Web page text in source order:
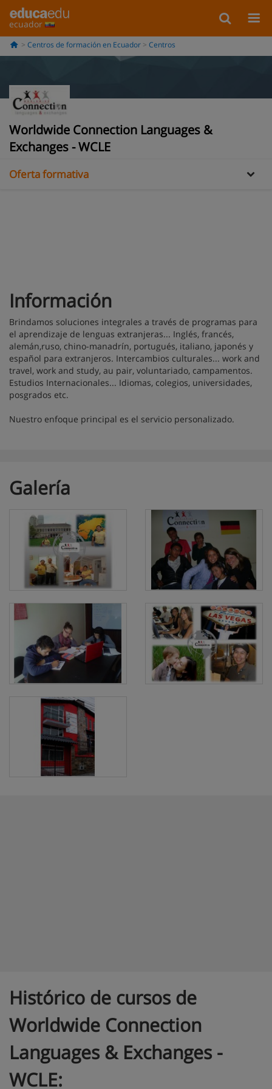
ecuador
Centros de formación en Ecuador Centros
Worldwide Connection Languages &
Exchanges - WCLE
Información
Galería
Oferta formativa
Información
Brindamos soluciones integrales a través de programas para
el aprendizaje de lenguas extranjeras... Inglés, francés,
alemán,ruso, chino-manadrín, portugués, italiano, japonés y
español para extranjeros. Intercambios culturales... work and
travel, work and study, au pair, voluntariado, campamentos.
Estudios Internacionales... Idiomas, colegios, universidades,
posgrados etc.
Nuestro enfoque principal es el servicio personalizado.
Galería
Histórico de cursos de
Worldwide Connection
Languages & Exchanges -
WCLE: